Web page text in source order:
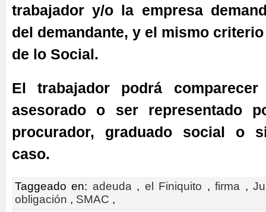
trabajador y/o la empresa
del demandante, y el mismo
de lo Social.
El trabajador podrá
asesorado o ser representado
procurador, graduado social o
caso.
Taggeado en: adeuda , el Finiquito ,firma ,
obligación , SMAC ,